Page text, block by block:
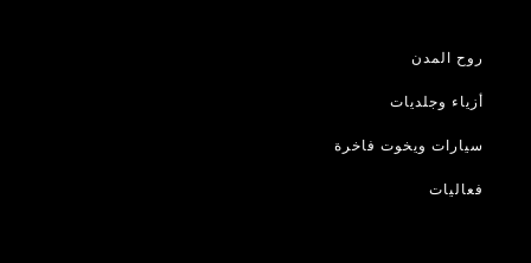
روح المدن
أزياء وجلديات
سيارات ويخوت فاخرة
فعاليات